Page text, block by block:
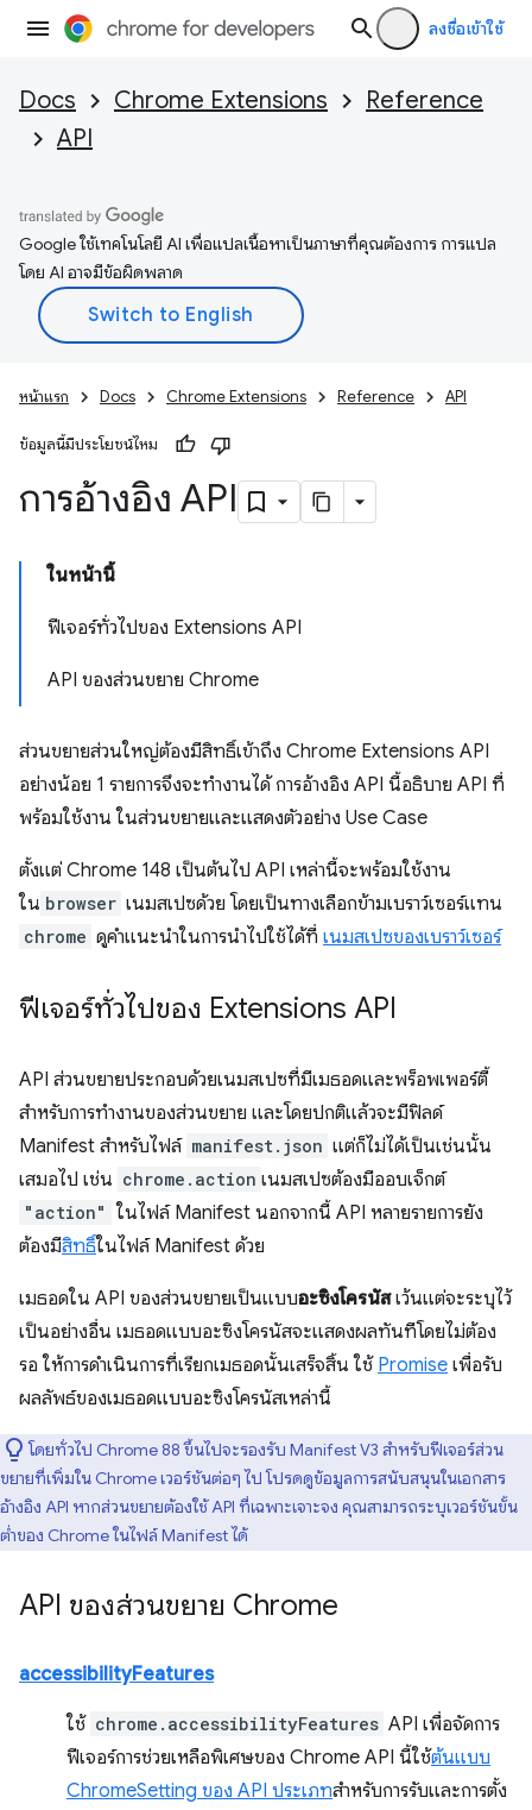
ลงชื่อเข้าใช้
Docs Chrome Extensions
Reference
API
Google ใช้เทคโนโลยี AI เพื่อแปลเนื้อหาเป็นภาษาที่คุณต้องการ การแปล
โดย AI อาจมีข้อผิดพลาด
หน้าแรก Docs Chrome Extensions Reference API
ข้อมูลนี้มีประโยชน์ไหม
การอ้างอิง API
ในหน้านี้
ฟีเจอร์ทั่วไปของ Extensions API
API ของส่วนขยาย Chrome
ส่วนขยายส่วนใหญ่ต้องมีสิทธิ์เข้าถึง Chrome Extensions API
อย่างน้อย 1 รายการจึงจะทำงานได้ การอ้างอิง API นี้อธิบาย API ที่
พร้อมใช้งาน ในส่วนขยายและแสดงตัวอย่าง Use Case
ตั้งแต่ Chrome 148 เป็นต้นไป API เหล่านี้จะพร้อมใช้งาน
ใน browser เนมสเปซด้วย โดยเป็นทางเลือกข้ามเบราว์เซอร์แทน
chrome ดูคำแนะนำในการนำไปใช้ได้ที่ เนมสเปซของเบราว์เซอร์
ฟีเจอร์ทั่วไปของ Extensions API
API ส่วนขยายประกอบด้วยเนมสเปซที่มีเมธอดและพร็อพเพอร์ตี้
สำหรับการทำงานของส่วนขยาย และโดยปกติแล้วจะมีฟิลด์
Manifest สำหรับไฟล์ manifest.json แต่ก็ไม่ได้เป็นเช่นนั้น
เสมอไป เช่น chrome.action เนมสเปซต้องมีออบเจ็กต์
"action" ในไฟล์ Manifest นอกจากนี้ API หลายรายการยัง
ต้องมีสิทธิ์ในไฟล์ Manifest ด้วย
เมธอดใน API ของส่วนขยายเป็นแบบอะซิงโครนัสเว้นแต่จะระบุไว้
เป็นอย่างอื่น เมธอดแบบอะซิงโครนัสจะแสดงผลทันทีโดยไม่ต้อง
รอ ให้การดำเนินการที่เรียกเมธอดนั้นเสร็จสิ้น ใช้ Promise เพื่อรับ
ผลลัพธ์ของเมธอดแบบอะซิงโครนัสเหล่านี้
โดยทั่วไป Chrome 88 ขึ้นไปจะรองรับ Manifest V3 สำหรับฟีเจอร์ส่วน
ขยายที่เพิ่มใน Chrome เวอร์ชันต่อๆ ไป โปรดดูข้อมูลการสนับสนุนในเอกสาร
อ้างอิง API หากส่วนขยายต้องใช้ API ที่เฉพาะเจาะจง คุณสามารถระบุเวอร์ชันขั้น
ต่ำของ Chrome ในไฟล์ Manifest ได้
API ของส่วนขยาย Chrome
accessibilityFeatures
ใช้ chrome.accessibilityFeatures API เพื่อจัดการ
ฟีเจอร์การช่วยเหลือพิเศษของ Chrome API นี้ใช้ต้นแบบ
ChromeSetting ของ API ประเภทสำหรับการรับและการตั้ง